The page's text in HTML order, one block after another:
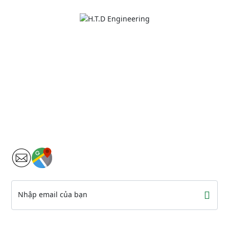
Nhập email của bạn